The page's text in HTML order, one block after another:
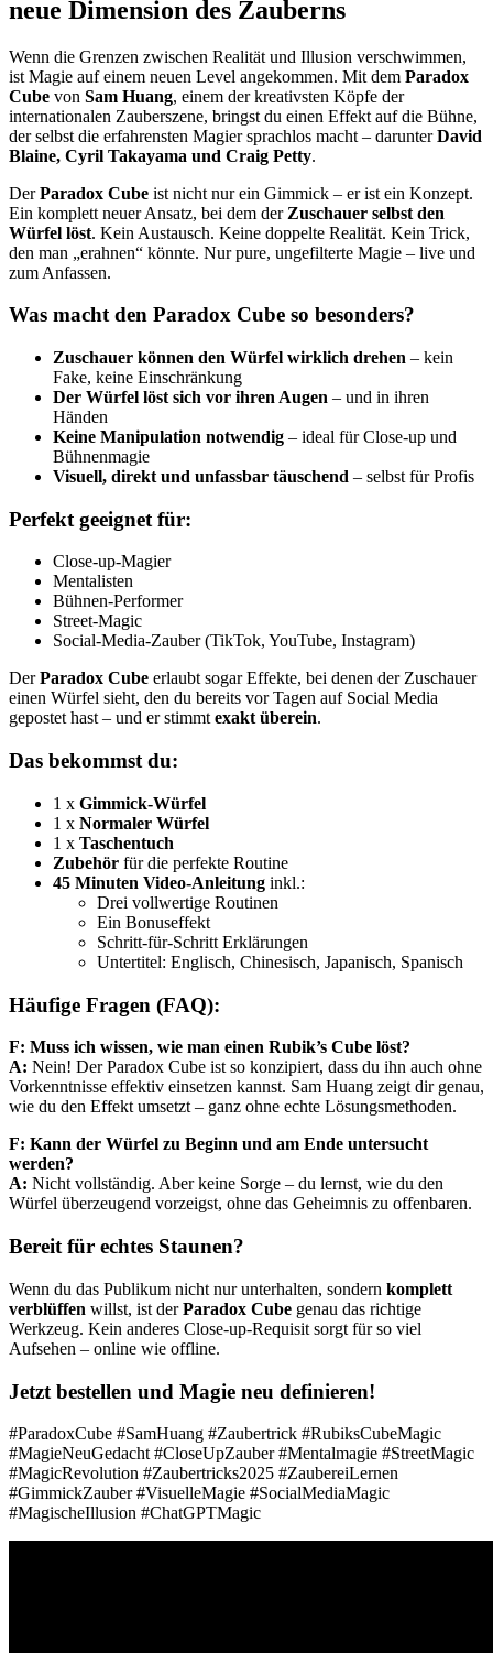
neue Dimension des Zauberns
Wenn die Grenzen zwischen Realität und Illusion verschwimmen,
ist Magie auf einem neuen Level angekommen. Mit dem Paradox
Cube von Sam Huang, einem der kreativsten Köpfe der
internationalen Zauberszene, bringst du einen Effekt auf die Bühne,
der selbst die erfahrensten Magier sprachlos macht – darunterDavid
Blaine, Cyril Takayama und Craig Petty.
DerParadox Cube ist nicht nur ein Gimmick – er ist ein Konzept.
Ein komplett neuer Ansatz, bei dem der Zuschauer selbst den
Würfel löst. Kein Austausch. Keine doppelte Realität. Kein Trick,
den man „erahnen“ könnte. Nur pure, ungefilterte Magie – live und
zum Anfassen.
Was macht den Paradox Cube so besonders?
Zuschauer können den Würfel wirklich drehen – kein
Fake, keine Einschränkung
Der Würfel löst sich vor ihren Augen – und in ihren
Händen
Keine Manipulation notwendig – ideal für Close-up und
Bühnenmagie
Visuell, direkt und unfassbar täuschend – selbst für Profis
Perfekt geeignet für:
Close-up-Magier
Mentalisten
Bühnen-Performer
Street-Magic
Social-Media-Zauber (TikTok, YouTube, Instagram)
DerParadox Cube erlaubt sogar Effekte, bei denen der Zuschauer
einen Würfel sieht, den du bereits vor Tagen auf Social Media
gepostet hast – und er stimmtexakt überein.
Das bekommst du:
1 x Gimmick-Würfel
1 x Normaler Würfel
1 x Taschentuch
Zubehör für die perfekte Routine
45 Minuten Video-Anleitung inkl.:
Drei vollwertige Routinen
Ein Bonuseffekt
Schritt-für-Schritt Erklärungen
Untertitel: Englisch, Chinesisch, Japanisch, Spanisch
Häufige Fragen (FAQ):
F: Muss ich wissen, wie man einen Rubik’s Cube löst?
A: Nein! Der Paradox Cube ist so konzipiert, dass du ihn auch ohne
Vorkenntnisse effektiv einsetzen kannst. Sam Huang zeigt dir genau,
wie du den Effekt umsetzt – ganz ohne echte Lösungsmethoden.
F: Kann der Würfel zu Beginn und am Ende untersucht
werden?
A: Nicht vollständig. Aber keine Sorge – du lernst, wie du den
Würfel überzeugend vorzeigst, ohne das Geheimnis zu offenbaren.
Bereit für echtes Staunen?
Wenn du das Publikum nicht nur unterhalten, sondern komplett
verblüffen willst, ist derParadox Cube genau das richtige
Werkzeug. Kein anderes Close-up-Requisit sorgt für so viel
Aufsehen – online wie offline.
Jetzt bestellen und Magie neu definieren!
#ParadoxCube #SamHuang #Zaubertrick #RubiksCubeMagic
#MagieNeuGedacht #CloseUpZauber #Mentalmagie #StreetMagic
#MagicRevolution #Zaubertricks2025 #ZaubereiLernen
#GimmickZauber #VisuelleMagie #SocialMediaMagic
#MagischeIllusion #ChatGPTMagic